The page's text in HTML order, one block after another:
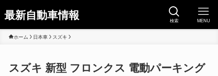
最新自動車情報 検索 MENU
ホーム 日本車 スズキ
スズキ 新型 フロンクス 電動パーキング